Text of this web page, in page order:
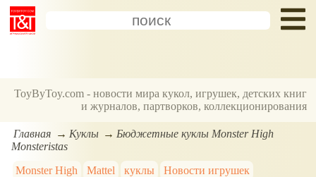
ToyByToy.com - новости мира кукол, игрушек, детских книг
и журналов, партворков, коллекционирования
Главная Куклы
Бюджетные куклы Monster High
Monsteristas
Monster High
Mattel куклы
Новости игрушек